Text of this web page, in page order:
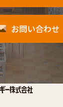
お問い合わせ